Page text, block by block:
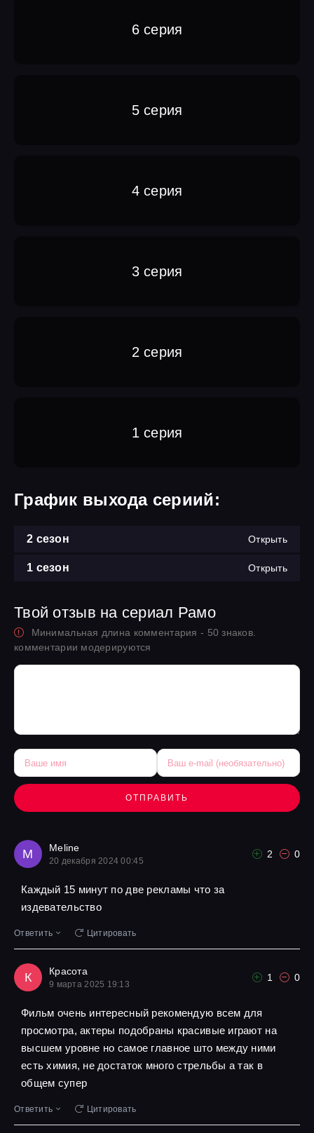
6 серия
5 серия
4 серия
3 серия
2 серия
1 серия
График выхода сериий:
2 сезон Открыть
1 сезон Открыть
Твой отзыв на сериал Рамо
Минимальная длина комментария - 50 знаков.
комментарии модерируются
ОТПРАВИТЬ
M Meline
20 декабря 2024 00:45
2 0
Каждый 15 минут по две рекламы что за
издевательство
Ответить Цитировать
К Красота
9 марта 2025 19:13
1 0
Фильм очень интересный рекомендую всем для
просмотра, актеры подобраны красивые играют на
высшем уровне но самое главное што между ними
есть химия, не достаток много стрельбы а так в
общем супер
Ответить Цитировать